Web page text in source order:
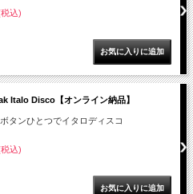
込)
Italo Disco【オンライン納品】
タンひとつでイタロディスコ
込)